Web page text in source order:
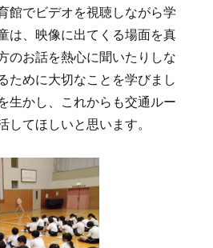
館でビデオを視聴しながら学
は、映像に出てくる場面を真
のお話を熱心に聞いたりしな
ために大切なことを学びまし
生かし、これからも交通ルー
してほしいと思います。